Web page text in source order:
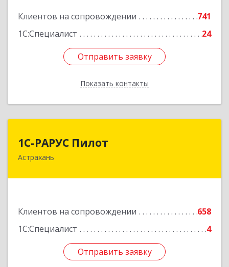
Клиентов на сопровождении
741
1С:Специалист
24
Отправить заявку
Показать контакты
Отправить заявку
Назад
1С-РАРУС Пилот
Астрахань
Клиентов на сопровождении
658
1С:Специалист
4
Отправить заявку
Отправить заявку